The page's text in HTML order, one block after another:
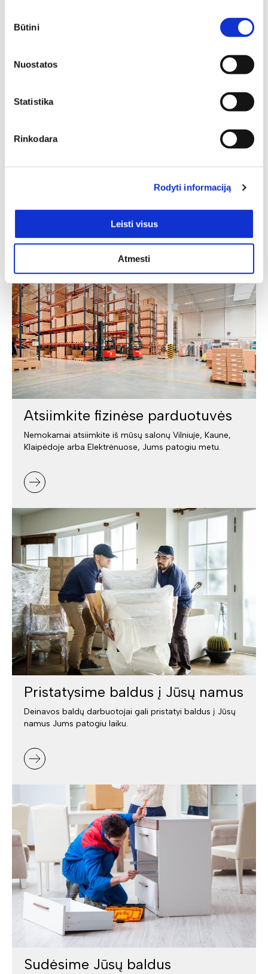
pasirinkimas
Būtini
Nuostatos
Statistika
Rinkodara
Rodyti informaciją
Leisti visus
Atmesti
SIŲSTI
Pristatymas
Atsiimkite fizinėse parduotuvės
Nemokamai atsiimkite iš mūsų salonų Vilniuje, Kaune,
Klaipėdoje arba Elektrėnuose, Jums patogiu metu.
Pristatysime baldus į Jūsų namus
Deinavos baldų darbuotojai gali pristatyi baldus į Jūsų
namus Jums patogiu laiku.
Sudėsime Jūsų baldus